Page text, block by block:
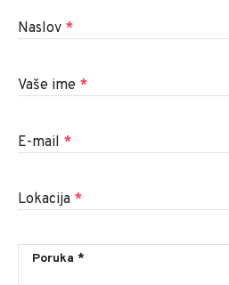
Naslov *
Vaše ime *
E-mail *
Lokacija *